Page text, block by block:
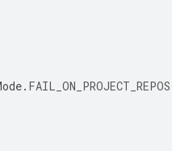
. FAIL_ON_PROJECT_REPOS